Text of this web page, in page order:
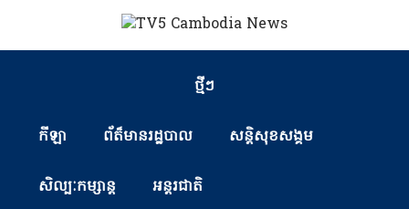
ថ្មីៗ
កីឡា ព័ត៏មានរដ្ឋបាល សន្តិសុខសង្គម
សិល្បៈកម្សាន្ត អន្តរជាតិ